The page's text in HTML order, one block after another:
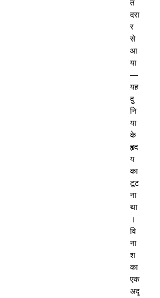
त
दरा
र
से
आ
या
—
यह
दु
नि
या
के
हृद
य
का
टूट
ना
था
।
वि
ना
श
का
एक
अदृ